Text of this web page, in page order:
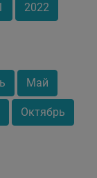
2022
Май
Октябрь